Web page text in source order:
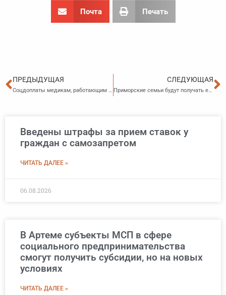
Почта Печать
Пред
ПРЕДЫДУЩАЯ
Соцдоплаты медикам, работающим в призывных комиссиях, продлили
СЛЕДУЮЩАЯ
Приморские семьи будут получать единовременную выплату за рождение первенца по новым правилам
Введены штрафы за прием ставок у
граждан с самозапретом
ЧИТАТЬ ДАЛЕЕ »
06.08.2026
В Артеме субъекты МСП в сфере
социального предпринимательства
смогут получить субсидии, но на новых
условиях
ЧИТАТЬ ДАЛЕЕ »